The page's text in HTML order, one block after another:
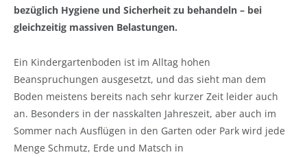
bezüglich Hygiene und Sicherheit zu behandeln – bei
gleichzeitig massiven Belastungen.
Ein Kindergartenboden ist im Alltag hohen
Beanspruchungen ausgesetzt, und das sieht man dem
Boden meistens bereits nach sehr kurzer Zeit leider auch
an. Besonders in der nasskalten Jahreszeit, aber auch im
Sommer nach Ausflügen in den Garten oder Park wird jede
Menge Schmutz, Erde und Matsch in